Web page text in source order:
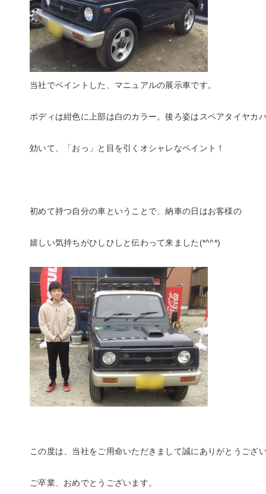
当社でペイントした、マニュアルの展示車です。
ボディは紺色に上部は白のカラー。後ろ姿はスペアタイヤカ
効いて、「おっ」と目を引くオシャレなペイント！
初めて持つ自分の車ということで、納車の日はお客様の
嬉しい気持ちがひしひしと伝わって来ました(*^^*)
この度は、当社をご用命いただきまして誠にありがとうござ
ご卒業、おめでとうございます。